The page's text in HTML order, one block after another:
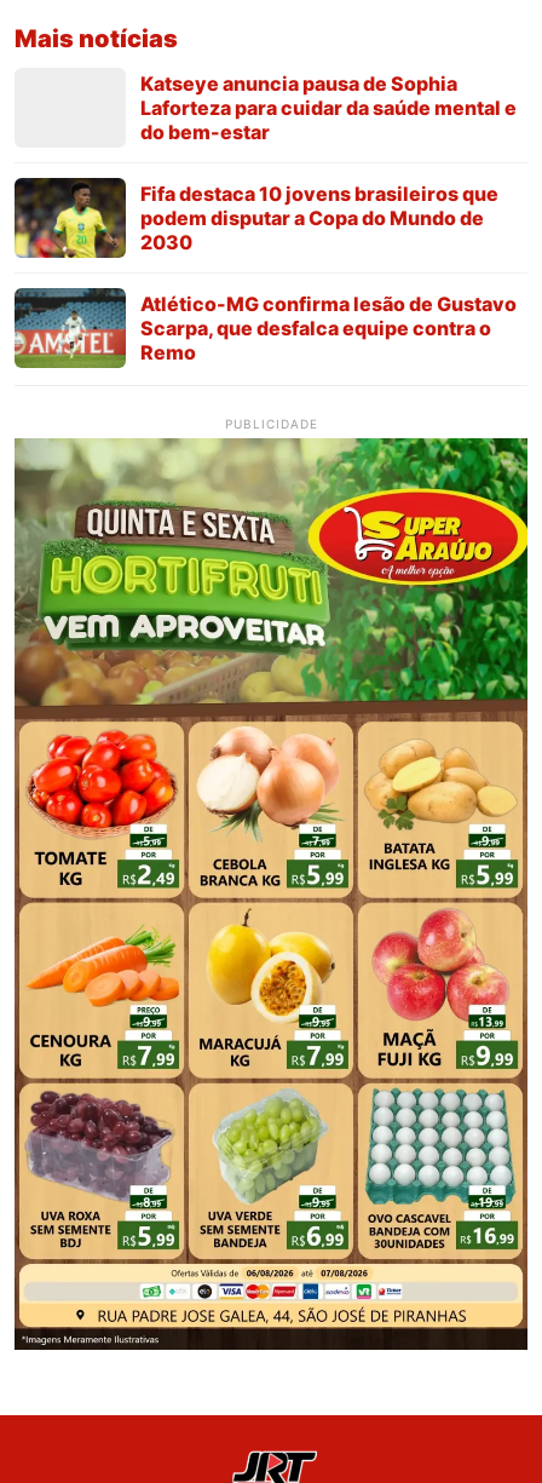
Mais notícias
Katseye anuncia pausa de Sophia
Laforteza para cuidar da saúde mental e
do bem-estar
Fifa destaca 10 jovens brasileiros que
podem disputar a Copa do Mundo de
2030
Atlético-MG confirma lesão de Gustavo
Scarpa, que desfalca equipe contra o
Remo
PUBLICIDADE